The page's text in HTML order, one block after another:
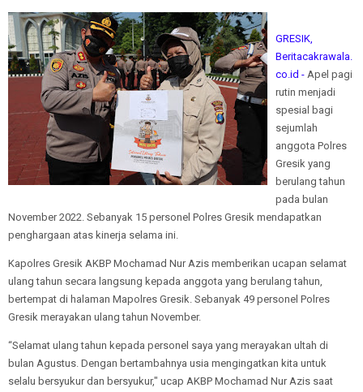
GRESIK,
Beritacakrawala.
co.id - Apel pagi
rutin menjadi
spesial bagi
sejumlah
anggota Polres
Gresik yang
berulang tahun
pada bulan
November 2022. Sebanyak 15 personel Polres Gresik mendapatkan
penghargaan atas kinerja selama ini.
Kapolres Gresik AKBP Mochamad Nur Azis memberikan ucapan selamat
ulang tahun secara langsung kepada anggota yang berulang tahun,
bertempat di halaman Mapolres Gresik. Sebanyak 49 personel Polres
Gresik merayakan ulang tahun November.
“Selamat ulang tahun kepada personel saya yang merayakan ultah di
bulan Agustus. Dengan bertambahnya usia mengingatkan kita untuk
selalu bersyukur dan bersyukur," ucap AKBP Mochamad Nur Azis saat